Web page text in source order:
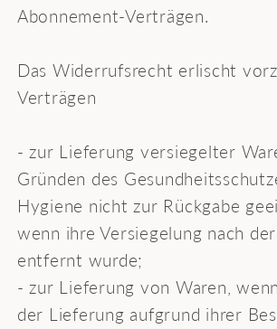
Abonnement-Verträgen.
Das Widerrufsrecht erlischt
Verträgen
- zur Lieferung versiegelter
Gründen des
Hygiene nicht zur Rückgabe
wenn ihre Versiegelung nach
entfernt wurde;
- zur Lieferung von Waren,
der Lieferung aufgrund ihrer